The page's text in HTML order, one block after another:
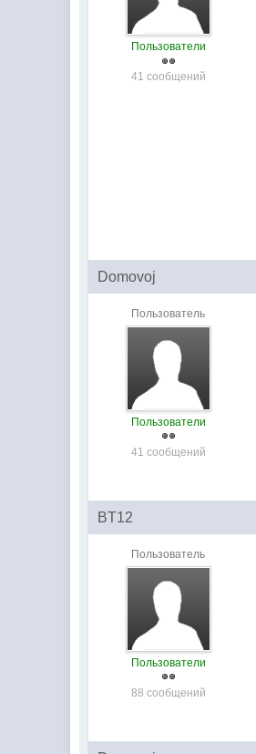
Пользователи
41 сообщений
Domovoj
Пользователь
Пользователи
41 сообщений
BT12
Пользователь
Пользователи
88 сообщений